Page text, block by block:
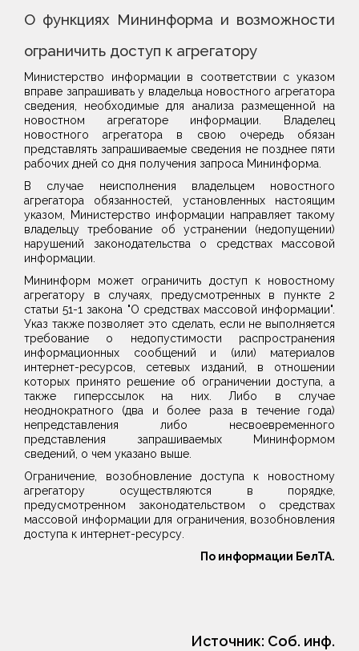
О функциях Мининформа и возможности
ограничить доступ к агрегатору
Министерство информации в соответствии с указом
вправе запрашивать у владельца новостного агрегатора
сведения, необходимые для анализа размещенной на
новостном агрегаторе информации. Владелец
новостного агрегатора в свою очередь обязан
представлять запрашиваемые сведения не позднее пяти
рабочих дней со дня получения запроса Мининформа.
В случае неисполнения владельцем новостного
агрегатора обязанностей, установленных настоящим
указом, Министерство информации направляет такому
владельцу требование об устранении (недопущении)
нарушений законодательства о средствах массовой
информации.
Мининформ может ограничить доступ к новостному
агрегатору в случаях, предусмотренных в пункте 2
статьи 51-1 закона "О средствах массовой информации".
Указ также позволяет это сделать, если не выполняется
требование о недопустимости распространения
информационных сообщений и (или) материалов
интернет-ресурсов, сетевых изданий, в отношении
которых принято решение об ограничении доступа, а
также гиперссылок на них. Либо в случае
неоднократного (два и более раза в течение года)
непредставления либо несвоевременного
представления запрашиваемых Мининформом
сведений, о чем указано выше.
Ограничение, возобновление доступа к новостному
агрегатору осуществляются в порядке,
предусмотренном законодательством о средствах
массовой информации для ограничения, возобновления
доступа к интернет-ресурсу.
По информации БелТА.
Источник: Соб. инф.